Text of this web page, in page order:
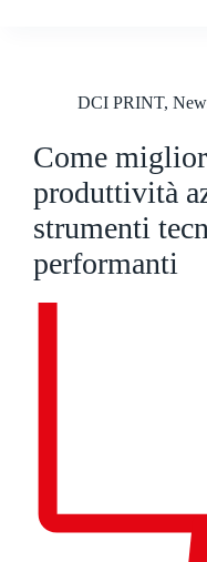
DCI PRINT,
Come
produttività
strumenti
performanti